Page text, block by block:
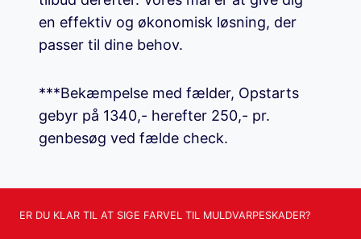
en effektiv og økonomisk løsning, der
passer til dine behov.
***Bekæmpelse med fælder, Opstarts
gebyr på 1340,- herefter 250,- pr.
genbesøg ved fælde check.
ER DU KLAR TIL AT SIGE FARVEL TIL MULDVARPESKADER?